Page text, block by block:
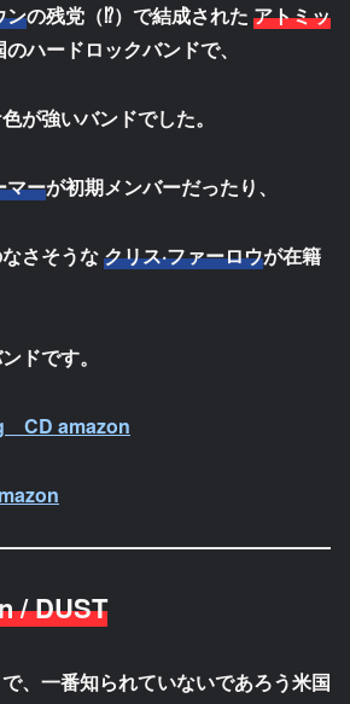
ンの残党（⁉）で結成された アトミッ
ハードロックバンドで、
が強いバンドでした。
マーが初期メンバーだったり、
さそうなクリス·ファーロウが在籍
ドです。
CD amazon
/ DUST
、一番知られていないであろう米国